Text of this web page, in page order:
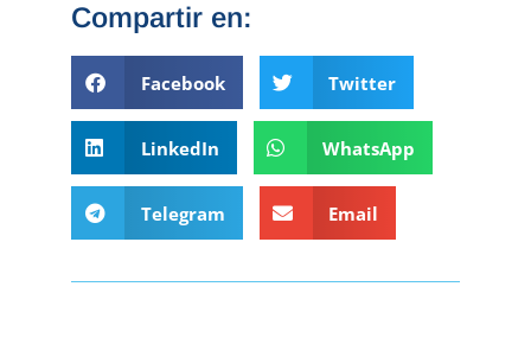
Compartir en:
Facebook Twitter
LinkedIn WhatsApp
Telegram Email